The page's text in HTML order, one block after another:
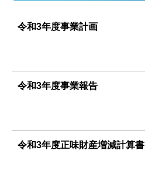
令和3年度事業計画
令和3年度事業報告
令和3年度正味財産増減計算書